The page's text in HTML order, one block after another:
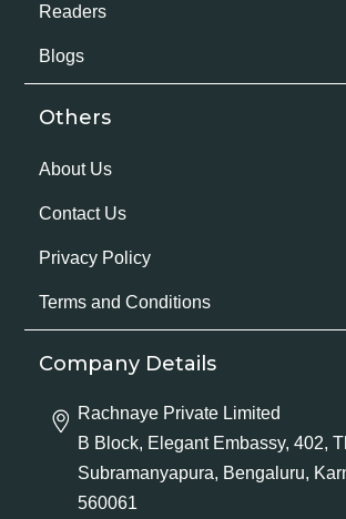
Readers
Blogs
Others
About Us
Contact Us
Privacy Policy
Terms and Conditions
Company Details
Rachnaye Private Limited
B Block, Elegant Embassy, 402,
Subramanyapura, Bengaluru,
560061